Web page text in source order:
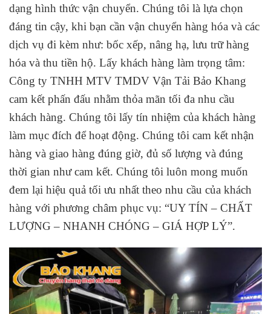
dạng hình thức vận chuyển. Chúng tôi là lựa chọn
đáng tin cậy, khi bạn cần vận chuyển hàng hóa và các
dịch vụ đi kèm như: bốc xếp, nâng hạ, lưu trữ hàng
hóa và thu tiền hộ. Lấy khách hàng làm trọng tâm:
Công ty TNHH MTV TMDV Vận Tải Bảo Khang
cam kết phấn đấu nhằm thỏa mãn tối đa nhu cầu
khách hàng. Chúng tôi lấy tín nhiệm của khách hàng
làm mục đích để hoạt động. Chúng tôi cam kết nhận
hàng và giao hàng đúng giờ, đủ số lượng và đúng
thời gian như cam kết. Chúng tôi luôn mong muốn
đem lại hiệu quả tối ưu nhất theo nhu cầu của khách
hàng với phương châm phục vụ: “UY TÍN – CHẤT
LƯỢNG – NHANH CHÓNG – GIÁ HỢP LÝ”.